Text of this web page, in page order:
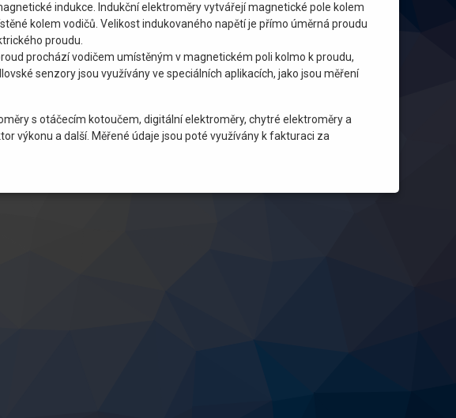
indukce. Indukční elektroměry vytvářejí magnetické pole kolem
kolem vodičů. Velikost indukovaného napětí je přímo úměrná proudu
proudu.
prochází vodičem umístěným v magnetickém poli kolmo k proudu,
senzory jsou využívány ve speciálních aplikacích, jako jsou měření
s otáčecím kotoučem, digitální elektroměry, chytré elektroměry a
výkonu a další. Měřené údaje jsou poté využívány k fakturaci za